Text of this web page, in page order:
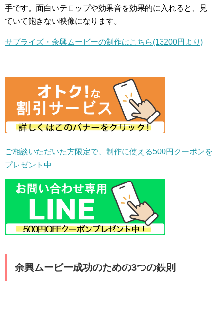
手です。面白いテロップや効果音を効果的に入れると、見
ていて飽きない映像になります。
サプライズ・余興ムービーの制作はこちら(13200円より)
ご相談いただいた方限定で、制作に使える500円クーポンを
プレゼント中
余興ムービー成功のための3つの鉄則